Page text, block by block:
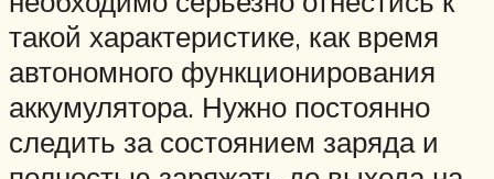
такой характеристике, как время
автономного функционирования
аккумулятора. Нужно постоянно
следить за состоянием заряда и